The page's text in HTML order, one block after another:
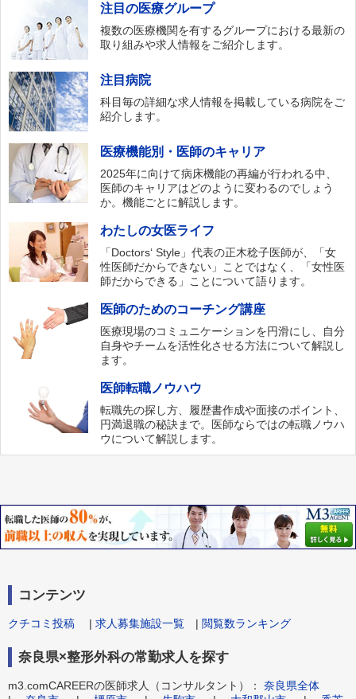
注目の医療グループ
複数の医療機関を有するグループにおける最新の
取り組みや求人情報をご紹介します。
注目病院
科目毎の詳細な求人情報を掲載している病院をご
紹介します。
医療機能別・医師のキャリア
2025年に向けて病床機能の再編が行われる中、
医師のキャリアはどのように変わるのでしょう
か。機能ごとに解説します。
わたしの女医ライフ
「Doctors‘ Style」代表の正木稔子医師が、「女
性医師だからできない」ことではなく、「女性医
師だからできる」ことについて語ります。
医師のためのコーチング講座
医療現場のコミュニケーションを円滑にし、自分
自身やチームを活性化させる方法について解説し
ます。
医師転職ノウハウ
転職先の探し方、履歴書作成や面接のポイント、
円満退職の秘訣まで。医師ならではの転職ノウハ
ウについて解説します。
コンテンツ
クチコミ投稿 | 求人募集施設一覧 | 閲覧数ランキング
奈良県×整形外科の常勤求人を探す
m3.comCAREERの医師求人（コンサルタント）： 奈良県全体